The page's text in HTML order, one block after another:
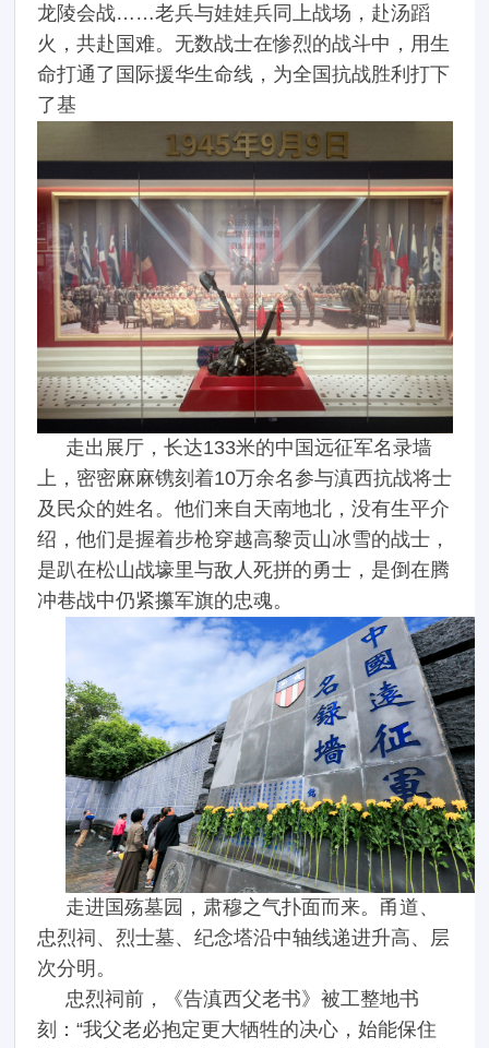
龙陵会战……老兵与娃娃兵同上战场，赴汤蹈
火，共赴国难。无数战士在惨烈的战斗中，用生
命打通了国际援华生命线，为全国抗战胜利打下
了基
走出展厅，长达133米的中国远征军名录墙
上，密密麻麻镌刻着10万余名参与滇西抗战将士
及民众的姓名。他们来自天南地北，没有生平介
绍，他们是握着步枪穿越高黎贡山冰雪的战士，
是趴在松山战壕里与敌人死拼的勇士，是倒在腾
冲巷战中仍紧攥军旗的忠魂。
走进国殇墓园，肃穆之气扑面而来。甬道、
忠烈祠、烈士墓、纪念塔沿中轴线递进升高、层
次分明。
忠烈祠前，《告滇西父老书》被工整地书
刻：“我父老必抱定更大牺牲的决心，始能保住